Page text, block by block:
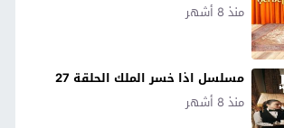
منذ 8 أشهر
مسلسل اذا خسر الملك الحلقة 27
منذ 8 أشهر